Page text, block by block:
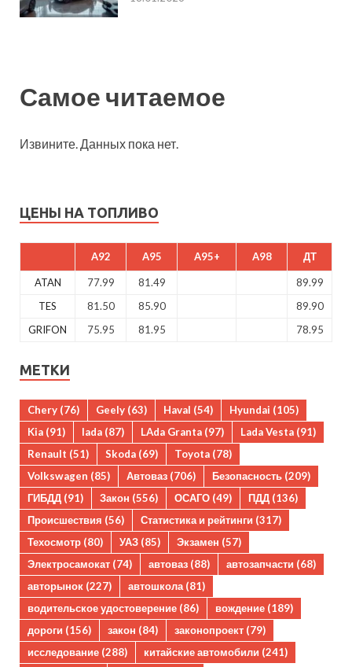
Самое читаемое
Извините. Данных пока нет.
ЦЕНЫ НА ТОПЛИВО
A92 A95 A95+ A98 ДТ
ATAN 77.99 81.49
89.99
TES
81.50 85.90
89.90
GRIFON
75.95 81.95 78.95
МЕТКИ
Chery (76) Geely (63) Haval (54) Hyundai (105)
Kia (91) lada (87) LAda Granta (97) Lada Vesta (91)
Renault (51) Skoda (69) Toyota (78)
Volkswagen (85) Автоваз (706) Безопасность (209)
ГИБДД (91) Закон (556) ОСАГО (49) ПДД (136)
Происшествия (56) Статистика и рейтинги (317)
Техосмотр (80) УАЗ (85) Экзамен (57)
Электросамокат (74) автоваз (88) автозапчасти (68)
авторынок (227) автошкола(81)
водительское удостоверение (86) вождение (189)
дороги (156) закон (84) законопроект (79)
исследование (288) китайские автомобили (241)